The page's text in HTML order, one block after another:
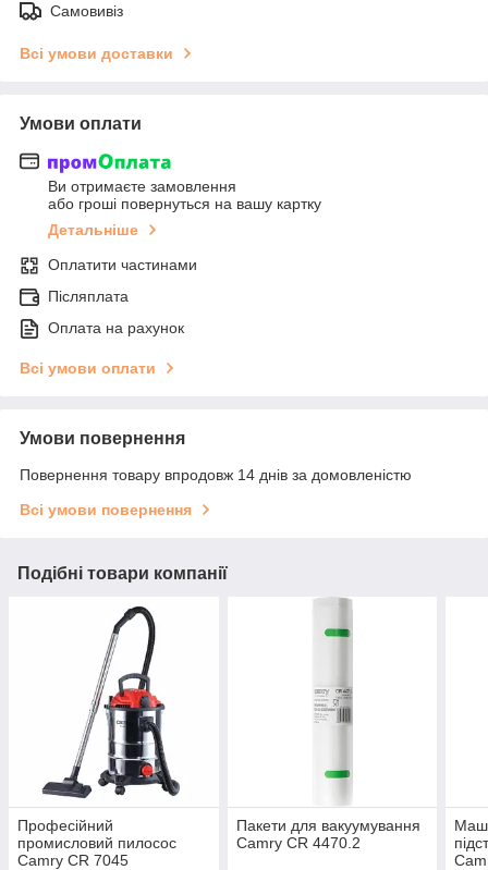
Самовивіз
Всі умови доставки
Умови оплати
Ви отримаєте замовлення
або гроші повернуться на вашу картку
Детальніше
Оплатити частинами
Післяплата
Оплата на рахунок
Всі умови оплати
Умови повернення
Повернення товару впродовж 14 днів за домовленістю
Всі умови повернення
Подібні товари компанії
Професійний
промисловий пилосос
Camry CR 7045
Пакети для вакуумування
Camry CR 4470.2